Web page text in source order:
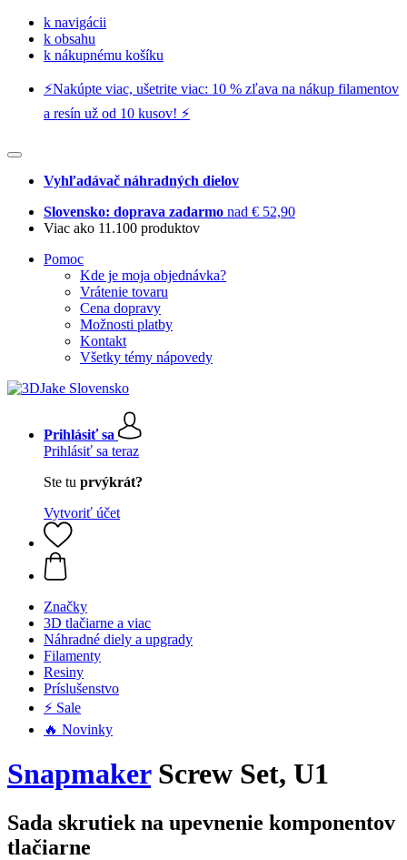
k navigácii
k obsahu
k nákupnému košíku
⚡️Nakúpte viac, ušetrite viac: 10 % zľava na nákup filamentov
a resín už od 10 kusov! ⚡️
Vyhľadávač náhradných dielov
Slovensko: doprava zadarmo nad € 52,90
Viac ako 11.100 produktov
Pomoc
Kde je moja objednávka?
Vrátenie tovaru
Cena dopravy
Možnosti platby
Kontakt
Všetky témy nápovedy
Prihlásiť sa
Prihlásiť sa teraz
Ste tu prvýkrát?
Vytvoriť účet
Značky
3D tlačiarne a viac
Náhradné diely a upgrady
Filamenty
Resiny
Príslušenstvo
⚡ Sale
🔥 Novinky
SnapmakerScrew Set, U1
Sada skrutiek na upevnenie komponentov
tlačiarne